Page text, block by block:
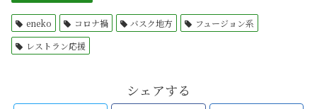
eneko コロナ禍 バスク地方
フュージョン系
レストラン応援
シェアする